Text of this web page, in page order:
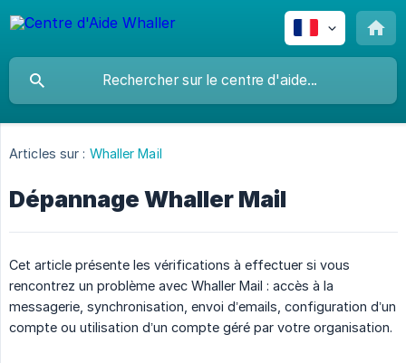
Articles sur : Whaller Mail
Dépannage Whaller Mail
Cet article présente les vérifications à effectuer si vous
rencontrez un problème avec Whaller Mail : accès à la
messagerie, synchronisation, envoi d’emails, configuration d’un
compte ou utilisation d’un compte géré par votre organisation.